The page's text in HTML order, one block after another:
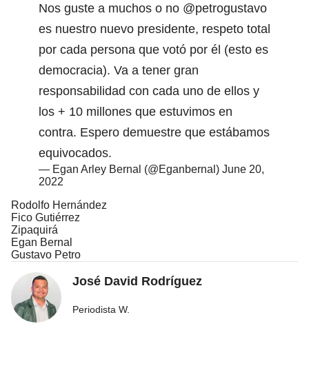
Nos guste a muchos o no @petrogustavo
es nuestro nuevo presidente, respeto total
por cada persona que votó por él (esto es
democracia). Va a tener gran
responsabilidad con cada uno de ellos y
los + 10 millones que estuvimos en
contra. Espero demuestre que estábamos
equivocados.
— Egan Arley Bernal (@Eganbernal) June 20,
2022
Rodolfo Hernández
Fico Gutiérrez
Zipaquirá
Egan Bernal
Gustavo Petro
José David Rodríguez
Periodista W.